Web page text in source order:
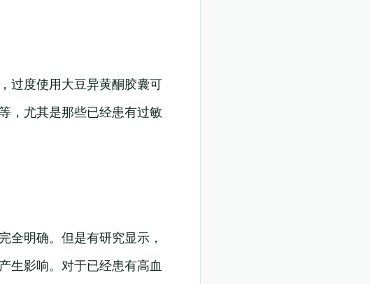
过度使用大豆异黄酮胶囊可
，尤其是那些已经患有过敏
全明确。但是有研究显示，
生影响。对于已经患有高血